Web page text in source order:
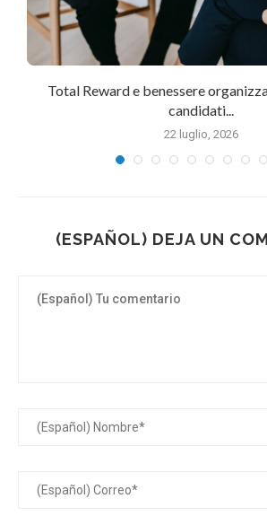
Total Reward e benessere
candidati...
22 luglio, 2026
(ESPAÑOL) DEJA UN